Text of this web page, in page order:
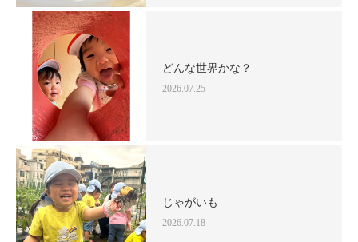
どんな世界かな？
2026.07.25
じゃがいも
2026.07.18